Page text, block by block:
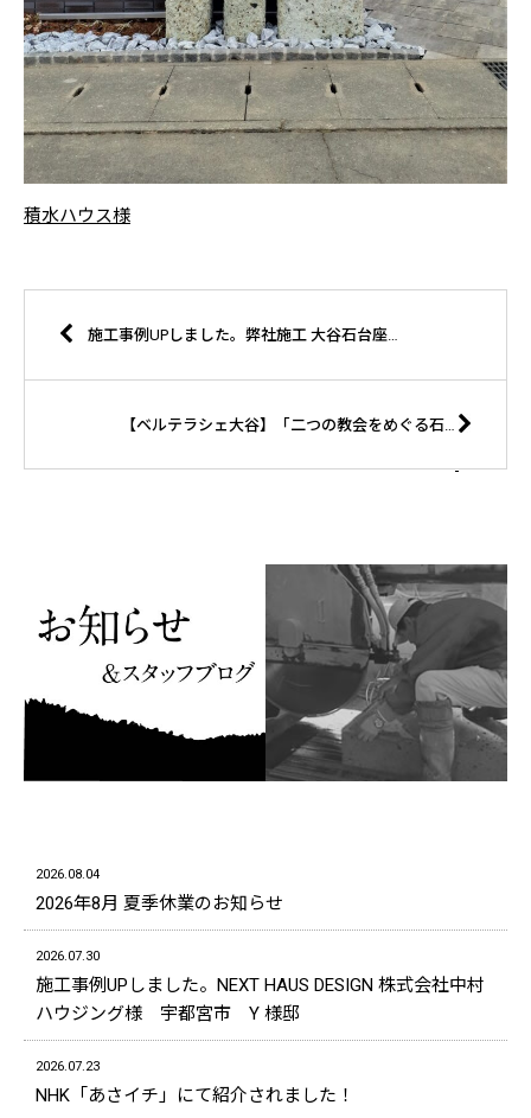
積水ハウス様
2026.08.04
2026年8月 夏季休業のお知らせ
2026.07.30
施工事例UPしました。NEXT HAUS DESIGN 株式会社中村
ハウジング様 宇都宮市 Y 様邸
2026.07.23
NHK「あさイチ」にて紹介されました！